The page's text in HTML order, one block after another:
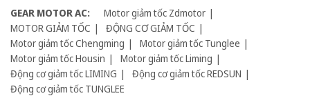
GEAR MOTOR AC:
Motor giảm tốc Zdmotor
MOTOR GIẢM TỐC
ĐỘNG CƠ GIẢM TỐC
Motor giảm tốc Chengming
Motor giảm tốc Tunglee
Motor giảm tốc Housin
Motor giảm tốc Liming
Động cơ giảm tốc LIMING
Động cơ giảm tốc REDSUN
Động cơ giảm tốc TUNGLEE